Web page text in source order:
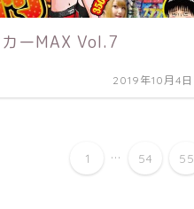
ーMAX Vol.7
2019年10月4日
1 ... 54 55